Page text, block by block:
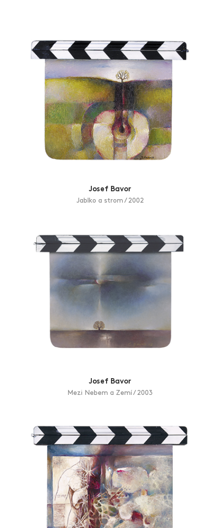
UVU, z.s. Hradec Králové. Volnou malířskou a grafickou
tvorbu inspirovanou lékařským prostředím, mikrosvětem
přírody a morfologií lidského těla představil dosud na
třiceti samostatných výstavách a na desítkách
společných výstav v České republice i v zahraničí (SRN,
Polsko, Slovensko).Působí také jako kurátor výstav na
Lékařské fakultě a v Galerii Na Hradě v Hradci Králové.
Josef Bavor
Jablko a strom / 2002
Josef Bavor
Mezi Nebem a Zemí / 2003